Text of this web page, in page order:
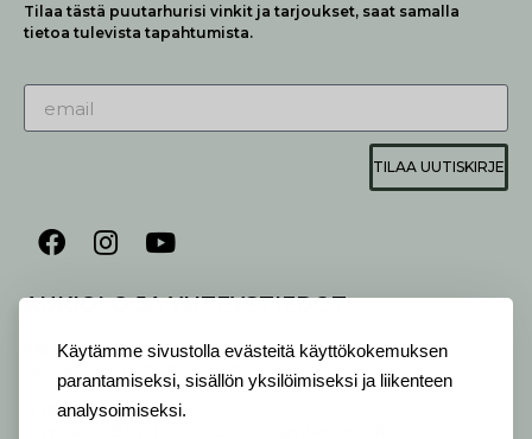
Käytämme sivustolla evästeitä käyttökokemuksen
parantamiseksi, sisällön yksilöimiseksi ja liikenteen
analysoimiseksi.
Tilaa tästä puutarhurisi vinkit ja tarjoukset, saat samalla
tietoa tulevista tapahtumista.
TILAA UUTISKIRJE
AUKIOLO JA YHTEYSTIEDOT
ALVELEMME:
Ma-Pe 9-20 I La 10-18 I Su 10-17
OTA YHTEYTTÄ: